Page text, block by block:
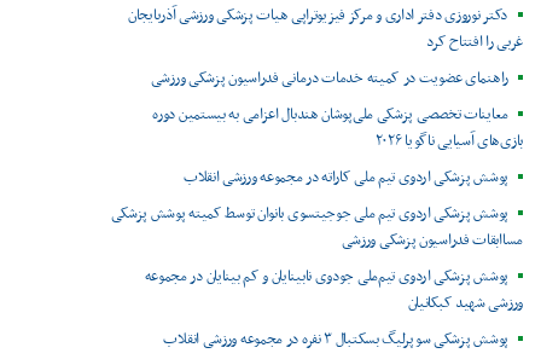
دکتر نوروزی دفتر اداری و مرکز فیزیوتراپی هیات پزشکی ورزشی آذربایجان
غربی را افتتاح کرد
راهنمای عضویت در کمیته خدمات درمانی فدراسیون پزشکی ورزشی
معاینات تخصصی پزشکی ملی‌پوشان هندبال اعزامی به بیستمین دوره
بازی‌های آسیایی ناگویا ۲۰۲۶
پوشش پزشکی اردوی تیم ملی کاراته در مجموعه ورزشی انقلاب
پوشش پزشکی اردوی تیم ملی جوجیتسوی بانوان توسط کمیته پوشش پزشکی
مساابقات فدراسیون پزشکی ورزشی
پوشش پزشکی اردوی تیم‌ملی جودوی نابینایان و کم بینایان در مجموعه
ورزشی شهید کبکانیان
پوشش پزشکی سوپرلیگ بسکتبال ۳ نفره در مجموعه ورزشی انقلاب